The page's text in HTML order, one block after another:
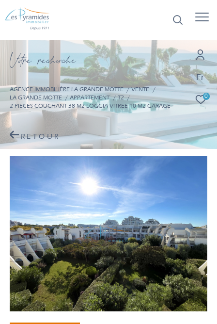
Fr
0
Vore recece
AGENCE IMMOBILIÈRE LA GRANDE-MOTTE
VENTE
LA GRANDE MOTTE
APPARTEMENT
T2
2 PIECES COUCHANT 38 M2 LOGGIA VITREE 10 M2 GARAGE
RETOUR